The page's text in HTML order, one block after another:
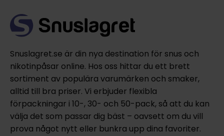
Snuslagret.se är din nya destination för snus och
nikotinpåsar online. Hos oss hittar du ett brett
sortiment av populära varumärken och smaker,
alltid till bra priser. Vi erbjuder flexibla
förpackningar i 10-, 30- och 50-pack, så att du kan
välja det som passar dig bäst – oavsett om du vill
prova något nytt eller bunkra upp dina favoriter.